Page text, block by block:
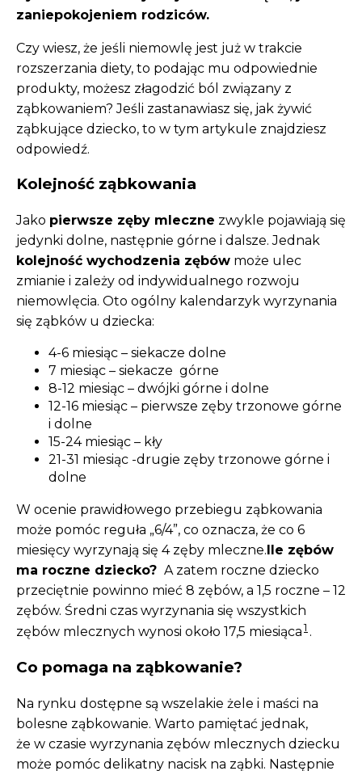
zaniepokojeniem rodziców.
Czy wiesz, że jeśli niemowlę jest już w trakcie
rozszerzania diety, to podając mu odpowiednie
produkty, możesz złagodzić ból związany z
ząbkowaniem? Jeśli zastanawiasz się, jak żywić
ząbkujące dziecko, to w tym artykule znajdziesz
odpowiedź.
Kolejność ząbkowania
Jako pierwsze zęby mleczne zwykle pojawiają się
jedynki dolne, następnie górne i dalsze. Jednak
kolejność wychodzenia zębów może ulec
zmianie i zależy od indywidualnego rozwoju
niemowlęcia. Oto ogólny kalendarzyk wyrzynania
się ząbków u dziecka:
4-6 miesiąc – siekacze dolne
7 miesiąc – siekacze górne
8-12 miesiąc – dwójki górne i dolne
12-16 miesiąc – pierwsze zęby trzonowe górne
i dolne
15-24 miesiąc – kły
21-31 miesiąc -drugie zęby trzonowe górne i
dolne
W ocenie prawidłowego przebiegu ząbkowania
może pomóc reguła „6/4”, co oznacza, że co 6
miesięcy wyrzynają się 4 zęby mleczne.Ile zębów
ma roczne dziecko? A zatem roczne dziecko
przeciętnie powinno mieć 8 zębów, a 1,5 roczne – 12
zębów. Średni czas wyrzynania się wszystkich
zębów mlecznych wynosi około 17,5 miesiąca1 .
Co pomaga na ząbkowanie?
Na rynku dostępne są wszelakie żele i maści na
bolesne ząbkowanie. Warto pamiętać jednak,
że w czasie wyrzynania zębów mlecznych dziecku
może pomóc delikatny nacisk na ząbki. Następnie